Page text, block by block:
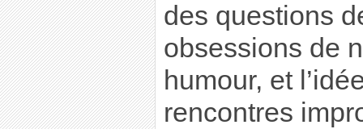
des questions
obsessions de
humour, et
rencontres